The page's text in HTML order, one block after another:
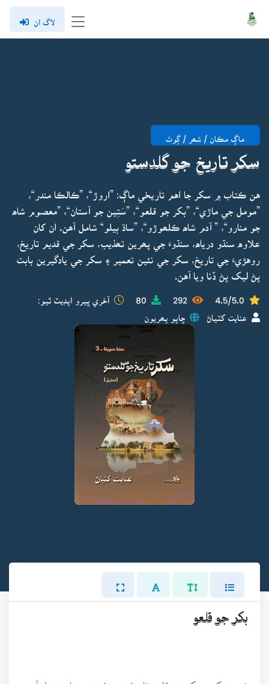
لاگ ان
ماڳ مڪان / شھر / ڳوٺ
سکر تاريخ جو گلدستو
هن ڪتاب ۾ سکر جا اهم تاريخي ماڳ: ”اروڙ“، ”ڪالڪا مندر“،
”مومل جي ماڙي“، ”بکر جو قلعو“، ”سَتِين جو آستان“، ”معصوم شاھ
جو منارو“، ” آدم شاھ ڪلھوڙو“، ”ساڌ ٻيلو“ شامل آهن. ان کان
علاوه سنڌو درياھ، سنڌوءَ جي پھرين تھذيب، سکر جي قديم تاريخ،
روهڙيءَ جي تاريخ، سکر جي نئين تعمير ۽ سکر جي يادگيرين بابت
پڻ ليک پڻ ڏنا ويا آهن.
4.5/5.0
292
80 آخري ڀيرو اپڊيٽ ٿيو:
عنايت کٽياڻ ڇاپو پھريون
بکر جو قلعو
شهر سکر ۽ بکر جو قلعو تاريخ ۾ هڪ ٻئي سان جڙيل آهن.